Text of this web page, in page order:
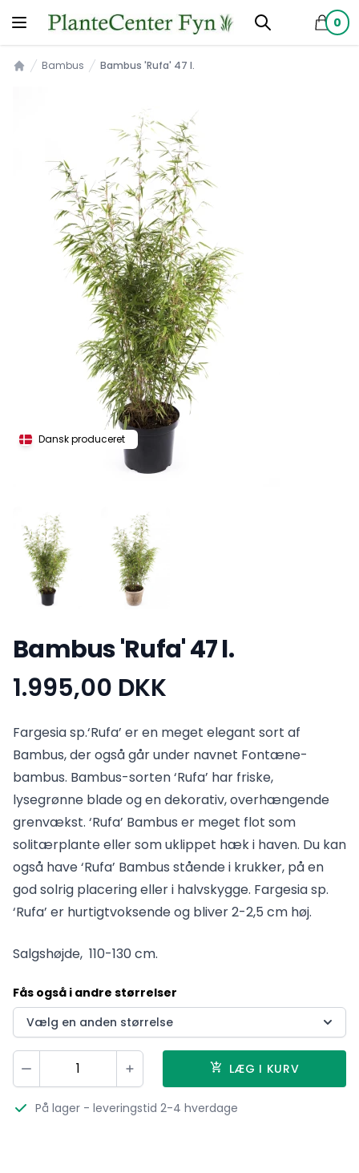
0
Bambus Bambus 'Rufa' 47 l.
Dansk produceret
Bambus 'Rufa' 47 l.
Produktinformation
1.995,00 DKK
Fargesia sp.‘Rufa’ er en meget elegant sort af
Bambus, der også går under navnet Fontæne-
bambus. Bambus-sorten ‘Rufa’ har friske,
lysegrønne blade og en dekorativ, overhængende
grenvækst. ‘Rufa’ Bambus er meget flot som
solitærplante eller som uklippet hæk i haven. Du kan
også have ‘Rufa’ Bambus stående i krukker, på en
god solrig placering eller i halvskygge. Fargesia sp.
‘Rufa’ er hurtigtvoksende og bliver 2-2,5 cm høj.
Salgshøjde, 110-130 cm.
Fås også i andre størrelser
Vælg en anden størrelse
Vælg antal
Plus LÆG I KURV
På lager - leveringstid 2-4 hverdage